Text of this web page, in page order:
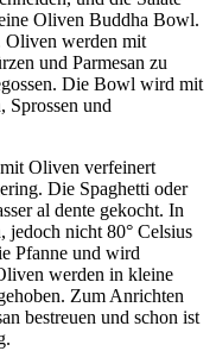
Oliven Buddha Bowl.
Oliven werden mit
und Parmesan zu
Die Bowl wird mit
Sprossen und
Oliven verfeinert
Die Spaghetti oder
al dente gekocht. In
jedoch nicht 80° Celsius
Pfanne und wird
werden in kleine
Zum Anrichten
bestreuen und schon ist